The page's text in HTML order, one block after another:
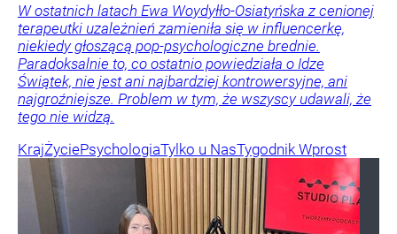
W ostatnich latach Ewa Woydyłło-Osiatyńska z cenionej
terapeutki uzależnień zamieniła się w influencerkę,
niekiedy głoszącą pop-psychologiczne brednie.
Paradoksalnie to, co ostatnio powiedziała o Idze
Świątek, nie jest ani najbardziej kontrowersyjne, ani
najgroźniejsze. Problem w tym, że wszyscy udawali, że
tego nie widzą.
KrajŻyciePsychologiaTylko u NasTygodnik Wprost